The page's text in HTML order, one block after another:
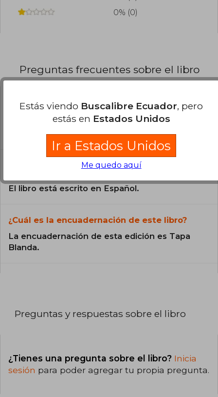
0% (0)
Preguntas frecuentes sobre el libro
¿El libro es original?
Todos los libros de nuestro
catálogo son Originales.
¿En qué Idioma está escrito el
El libro está escrito en Español.
¿Cuál es la encuadernación de este libro?
La encuadernación de esta edición es Tapa
Blanda.
Preguntas y respuestas sobre el libro
¿Tienes una pregunta sobre el libro? Inicia
sesión para poder agregar tu propia pregunta.
Estás viendo Buscalibre Ecuador, pero
estás en Estados Unidos
Ir a Estados Unidos
Me quedo aquí